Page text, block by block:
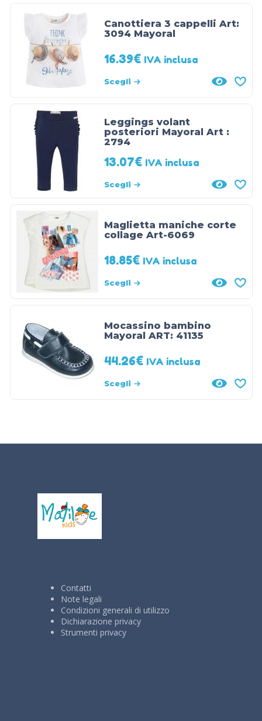
Canottiera 3 cappelli Art:
3094 Mayoral
16.39€ IVA inclusa
Scegli
Leggings volant
posteriori Mayoral Art :
2794
13.07€ IVA inclusa
Scegli
Maglietta maniche corte
collage Art-6069
18.85€ IVA inclusa
Scegli
Mocassino bambino
Mayoral ART: 41135
44.26€ IVA inclusa
Scegli
Contatti
Note legali
Condizioni generali di utilizzo
Dichiarazione privacy
Strumenti privacy